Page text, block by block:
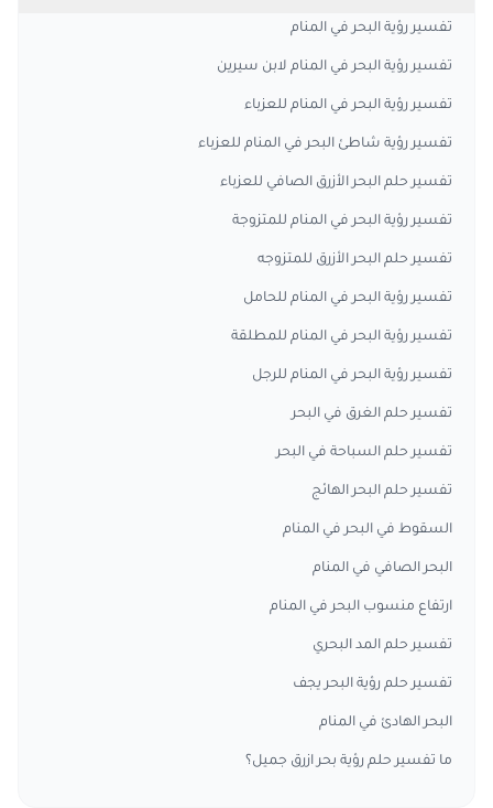
تفسير رؤية البحر في المنام
تفسير رؤية البحر في المنام لابن سيرين
تفسير رؤية البحر في المنام للعزباء
تفسير رؤية شاطئ البحر في المنام للعزباء
تفسير حلم البحر الأزرق الصافي للعزباء
تفسير رؤية البحر في المنام للمتزوجة
تفسير حلم البحر الأزرق للمتزوجه
تفسير رؤية البحر في المنام للحامل
تفسير رؤية البحر في المنام للمطلقة
تفسير رؤية البحر في المنام للرجل
تفسير حلم الغرق في البحر
تفسير حلم السباحة في البحر
تفسير حلم البحر الهائج
السقوط في البحر في المنام
البحر الصافي في المنام
ارتفاع منسوب البحر في المنام
تفسير حلم المد البحري
تفسير حلم رؤية البحر يجف
البحر الهادئ في المنام
ما تفسير حلم رؤية بحر ازرق جميل؟